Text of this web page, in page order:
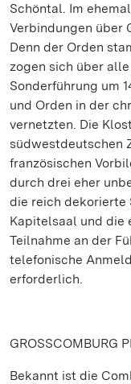
Schöntal. Im
Verbindungen über
Denn der Orden
zogen sich über
Sonderführung um
und Orden in der
vernetzten. Die
südwestdeutschen
französischen
durch drei eher
die reich dekorierte
Kapitelsaal und die
Teilnahme an der
telefonische
erforderlich.
GROSSCOMBURG
Bekannt ist die